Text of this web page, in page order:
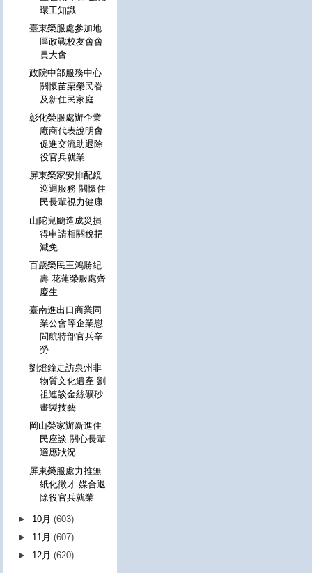
環工知識
臺東榮服處參加地
區政戰校友會會
員大會
政院中部服務中心
關懷苗栗榮民眷
及新住民家庭
彰化榮服處辦企業
廠商代表說明會
促進交流助退除
役官兵就業
屏東榮家安排配鏡
巡迴服務 關懷住
民長輩視力健康
山陀兒颱造成災損
得申請相關稅捐
減免
百歲榮民王鴻勝紀
壽 花蓮榮服處齊
慶生
臺南進出口商業同
業公會等企業慰
問航特部官兵辛
勞
劉燈鐘走訪泉州非
物質文化遺產 劉
祖連談金絲礦砂
畫製技藝
岡山榮家辦新進住
民座談 關心長輩
適應狀況
屏東榮服處力推無
紙化徵才 媒合退
除役官兵就業
► 10月(603)
► 11月(607)
► 12月(620)